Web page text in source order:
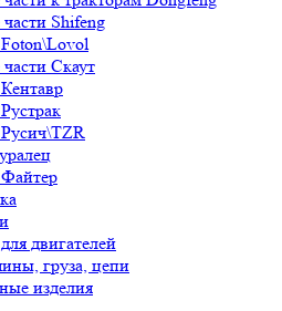
Shifeng
Скаут
двигателей
груза, цепи
изделия